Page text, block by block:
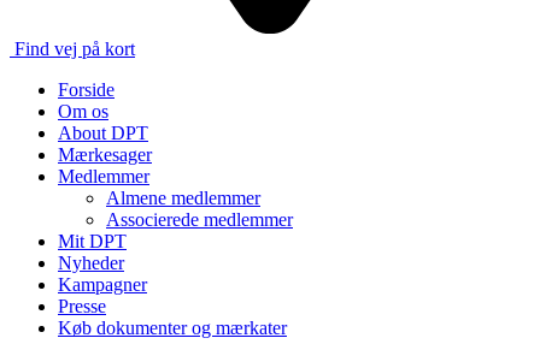
Find vej på kort
Forside
Om os
About DPT
Mærkesager
Medlemmer
Almene medlemmer
Associerede medlemmer
Mit DPT
Nyheder
Kampagner
Presse
Køb dokumenter og mærkater